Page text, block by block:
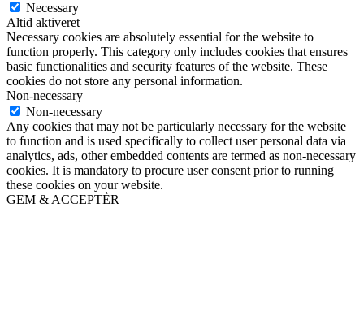
Necessary
Altid aktiveret
Necessary cookies are absolutely essential for the website to
function properly. This category only includes cookies that ensures
basic functionalities and security features of the website. These
cookies do not store any personal information.
Non-necessary
Non-necessary
Any cookies that may not be particularly necessary for the website
to function and is used specifically to collect user personal data via
analytics, ads, other embedded contents are termed as non-necessary
cookies. It is mandatory to procure user consent prior to running
these cookies on your website.
GEM & ACCEPTÈR